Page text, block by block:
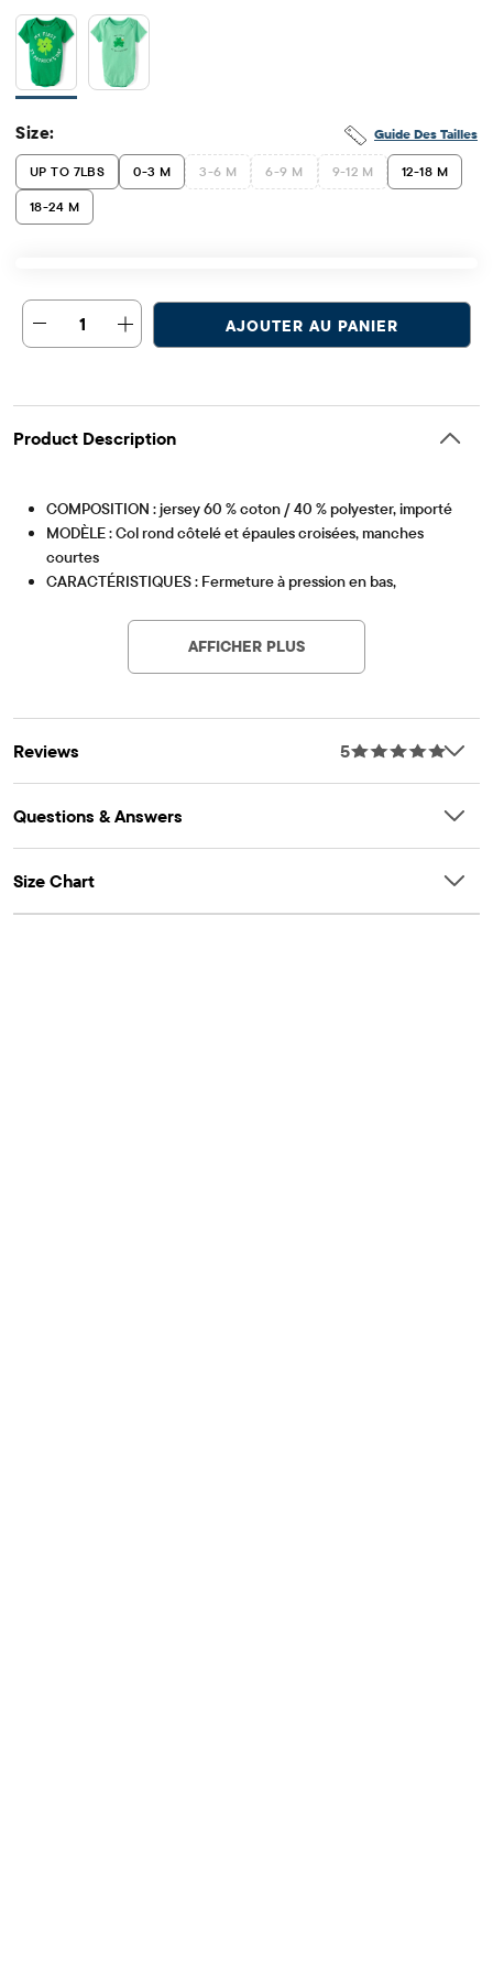
Guide Des Tailles
Size:
UP TO 7LBS 0-3 M 3-6 M 6-9 M 9-12 M 12-18 M
18-24 M
1 AJOUTER AU PANIER
Product Description
COMPOSITION : jersey 60 % coton / 40 % polyester, importé
MODÈLE : Col rond côtelé et épaules croisées, manches
courtes
CARACTÉRISTIQUES : Fermeture à pression en bas,
quatre feuilles, étiquette sans couture
Faisant partie de notre collection babyPLACE
AFFICHER PLUS
Reviews 5
Questions & Answers
Size Chart